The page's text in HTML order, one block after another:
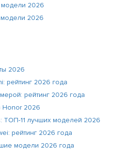
2026
2026
2026
рейтинг 2026 года
рейтинг 2026 года
2026
ТОП-11 лучших моделей 2026
рейтинг 2026 года
модели 2026 года